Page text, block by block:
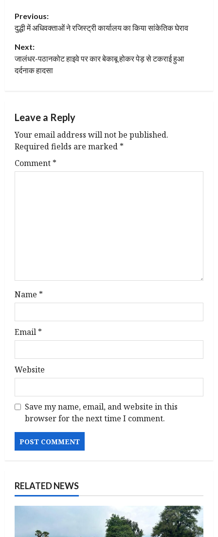
P
o
s
t
a
v
i
g
n
Previous:
दुद्धी में अधिवक्ताओं ने रजिस्ट्री कार्यालय का किया सांकेतिक घेराव
Next:
जालंधर-पठानकोट हाइवे पर कार बेकाबू होकर पेड़ से टकराई हुआ
दर्दनाक हादसा
Leave a Reply
Your email address will not be published.
Required fields are marked *
Comment *
Name *
Email *
Website
Save my name, email, and website in this
browser for the next time I comment.
RELATED NEWS